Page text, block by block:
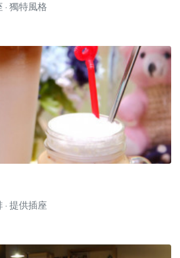
· 獨特風格
· 提供插座